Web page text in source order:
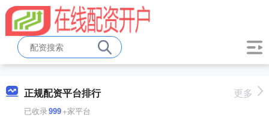
正规配资平台排行
已收录999+家平台
更多